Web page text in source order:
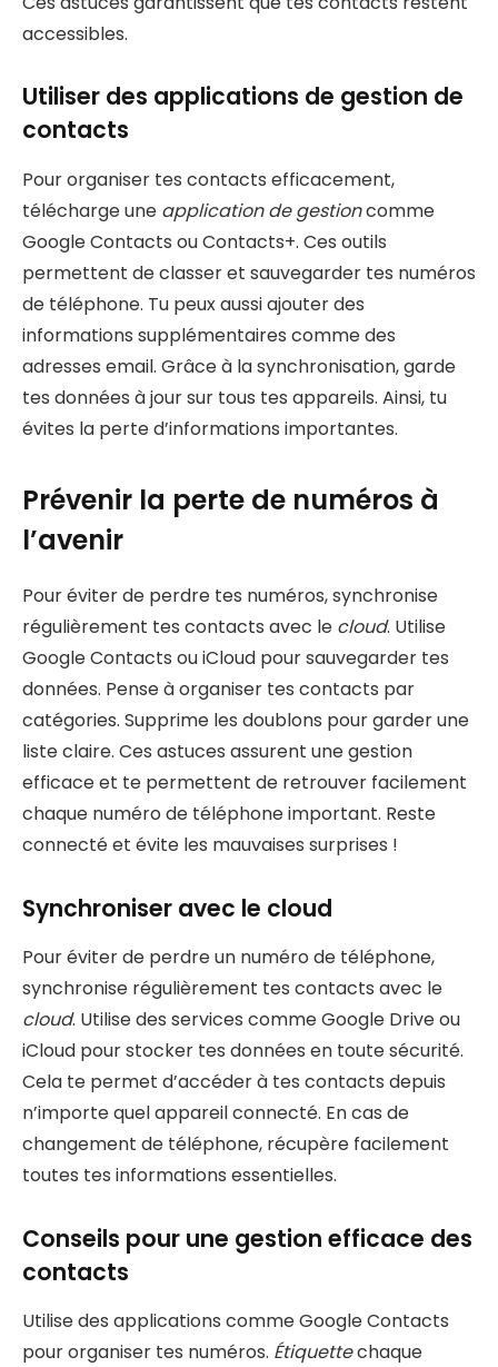
accessibles.
Utiliser des applications de gestion de
contacts
Pour organiser tes contacts efficacement,
télécharge une application de gestioncomme
Google Contacts ou Contacts+. Ces outils
permettent de classer et sauvegarder tes numéros
de téléphone. Tu peux aussi ajouter des
informations supplémentaires comme des
adresses email. Grâce à la synchronisation, garde
tes données à jour sur tous tes appareils. Ainsi, tu
évites la perte d’informations importantes.
Prévenir la perte de numéros à
l’avenir
Pour éviter de perdre tes numéros, synchronise
régulièrement tes contacts avec le cloud. Utilise
Google Contacts ou iCloud pour sauvegarder tes
données. Pense à organiser tes contacts par
catégories. Supprime les doublons pour garder une
liste claire. Ces astuces assurent une gestion
efficace et te permettent de retrouver facilement
chaque numéro de téléphone important. Reste
connecté et évite les mauvaises surprises !
Synchroniser avec le cloud
Pour éviter de perdre un numéro de téléphone,
synchronise régulièrement tes contacts avec le
cloud. Utilise des services comme Google Drive ou
iCloud pour stocker tes données en toute sécurité.
Cela te permet d’accéder à tes contacts depuis
n’importe quel appareil connecté. En cas de
changement de téléphone, récupère facilement
toutes tes informations essentielles.
Conseils pour une gestion efficace des
contacts
Utilise des applications comme Google Contacts
pour organiser tes numéros. Étiquettechaque